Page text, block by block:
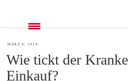
VERÖFFENTLICHT
AM
MÄRZ 6, 2020
Wie tickt der
Einkauf?